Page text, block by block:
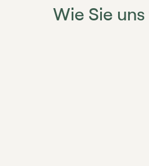
Wie Sie